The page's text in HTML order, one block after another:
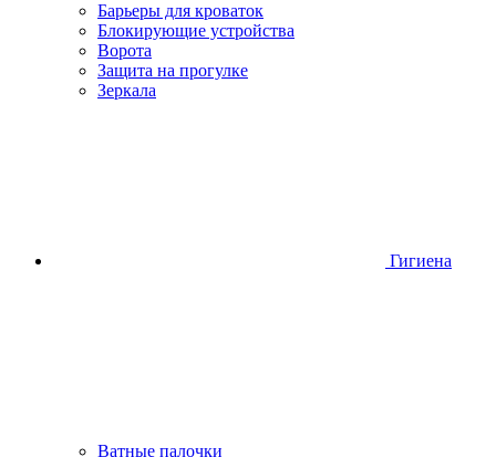
Барьеры для кроваток
Блокирующие устройства
Ворота
Защита на прогулке
Зеркала
Гигиена
Ватные палочки